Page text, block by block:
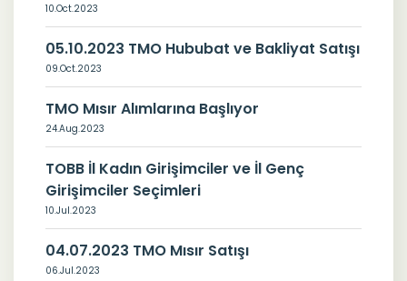
10.Oct.2023
05.10.2023 TMO Hububat ve Bakliyat Satışı
09.Oct.2023
TMO Mısır Alımlarına Başlıyor
24.Aug.2023
TOBB İl Kadın Girişimciler ve İl Genç
Girişimciler Seçimleri
10.Jul.2023
04.07.2023 TMO Mısır Satışı
06.Jul.2023